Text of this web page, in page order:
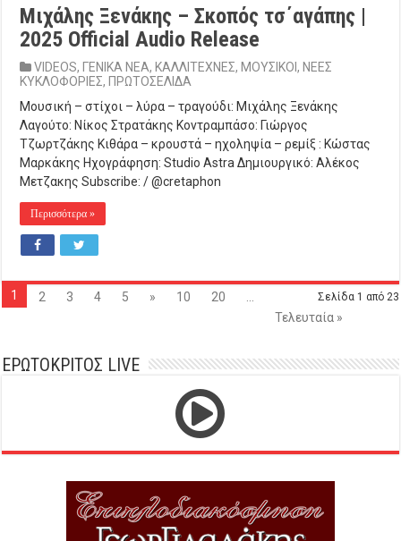
Μιχάλης Ξενάκης – Σκοπός τσ΄αγάπης |
2025 Official Audio Release
VIDEOS, ΓΕΝΙΚΑ ΝΕΑ, ΚΑΛΛΙΤΕΧΝΕΣ, ΜΟΥΣΙΚΟΙ, ΝΕΕΣ
ΚΥΚΛΟΦΟΡΙΕΣ, ΠΡΩΤΟΣΕΛΙΔΑ
Μουσική – στίχοι – λύρα – τραγούδι: Μιχάλης Ξενάκης
Λαγούτο: Νίκος Στρατάκης Κοντραμπάσο: Γιώργος
Τζωρτζάκης Κιθάρα – κρουστά – ηχοληψία – ρεμίξ : Κώστας
Μαρκάκης Ηχογράφηση: Studio Astra Δημιουργικό: Αλέκος
Μετζακης Subscribe: / @cretaphon
Περισσότερα »
Σελίδα 1 από 23
1 2 3 4 5 » 10 20
Τελευταία »
ΕΡΩΤΟΚΡΙΤΟΣ LIVE